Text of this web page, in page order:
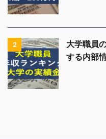
2
大学職員
する内部